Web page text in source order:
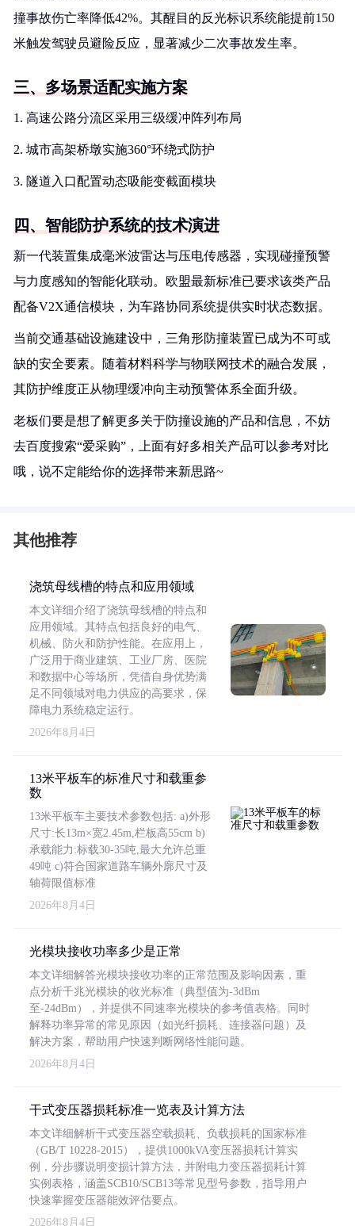
撞事故伤亡率降低42%。其醒目的反光标识系统能提前150
米触发驾驶员避险反应，显著减少二次事故发生率。
三、多场景适配实施方案
1. 高速公路分流区采用三级缓冲阵列布局
2. 城市高架桥墩实施360°环绕式防护
3. 隧道入口配置动态吸能变截面模块
四、智能防护系统的技术演进
新一代装置集成毫米波雷达与压电传感器，实现碰撞预警
与力度感知的智能化联动。欧盟最新标准已要求该类产品
配备V2X通信模块，为车路协同系统提供实时状态数据。
当前交通基础设施建设中，三角形防撞装置已成为不可或
缺的安全要素。随着材料科学与物联网技术的融合发展，
其防护维度正从物理缓冲向主动预警体系全面升级。
老板们要是想了解更多关于防撞设施的产品和信息，不妨
去百度搜索“爱采购”，上面有好多相关产品可以参考对比
哦，说不定能给你的选择带来新思路~
其他推荐
浇筑母线槽的特点和应用领域
本文详细介绍了浇筑母线槽的特点和
应用领域。其特点包括良好的电气、
机械、防火和防护性能。在应用上，
广泛用于商业建筑、工业厂房、医院
和数据中心等场所，凭借自身优势满
足不同领域对电力供应的高要求，保
障电力系统稳定运行。
2026年8月4日
13米平板车的标准尺寸和载重参
数
13米平板车主要技术参数包括: a)外形
尺寸:长13m×宽2.45m,栏板高55cm b)
承载能力:标载30-35吨,最大允许总重
49吨 c)符合国家道路车辆外廓尺寸及
轴荷限值标准
2026年8月4日
光模块接收功率多少是正常
本文详细解答光模块接收功率的正常范围及影响因素，重
点分析千兆光模块的收光标准（典型值为-3dBm
至-24dBm），并提供不同速率光模块的参考值表格。同时
解释功率异常的常见原因（如光纤损耗、连接器问题）及
解决方案，帮助用户快速判断网络性能问题。
2026年8月4日
干式变压器损耗标准一览表及计算方法
本文详细解析干式变压器空载损耗、负载损耗的国家标准
（GB/T 10228-2015），提供1000kVA变压器损耗计算实
例，分步骤说明变损计算方法，并附电力变压器损耗计算
实例表格，涵盖SCB10/SCB13等常见型号参数，指导用户
快速掌握变压器能效评估要点。
2026年8月4日